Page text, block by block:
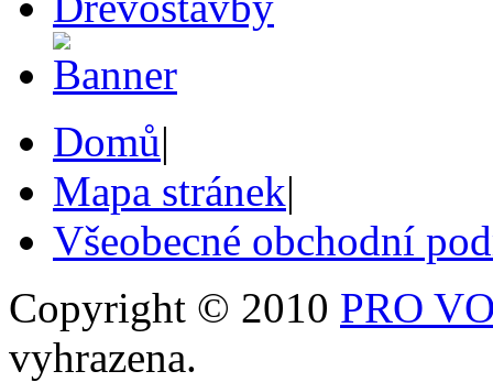
Domů|
Mapa stránek|
Všeobecné obchodní
Copyright © 2010 PRO
vyhrazena.